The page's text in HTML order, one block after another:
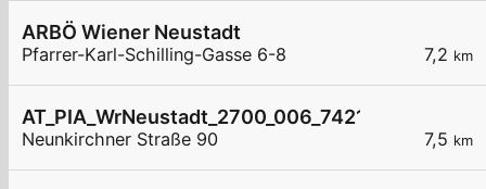
7,2 km
ARBÖ Wiener Neustadt
Pfarrer-Karl-Schilling-Gasse 6-8
7,5 km
AT_PIA_WrNeustadt_2700_006_74211213869
Neunkirchner Straße 90